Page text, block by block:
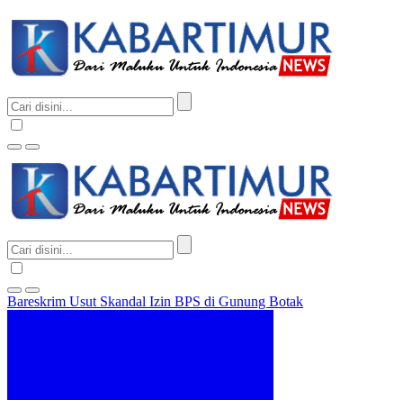
Bareskrim Usut Skandal Izin BPS di Gunung Botak